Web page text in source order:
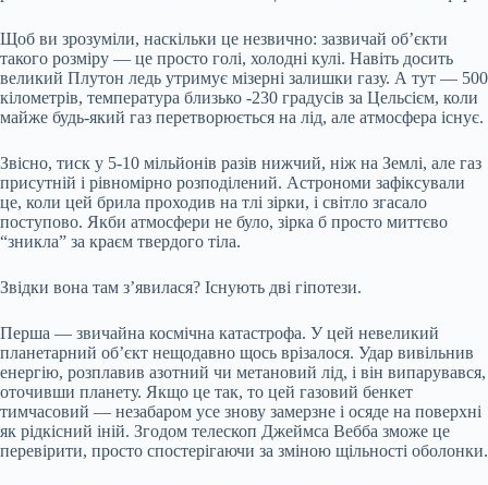
Щоб ви зрозуміли, наскільки це незвично: зазвичай об’єкти
такого розміру — це просто голі, холодні кулі. Навіть досить
великий Плутон ледь утримує мізерні залишки газу. А тут — 500
кілометрів, температура близько -230 градусів за Цельсієм, коли
майже будь-який газ перетворюється на лід, але атмосфера існує.
Звісно, тиск у 5-10 мільйонів разів нижчий, ніж на Землі, але газ
присутній і рівномірно розподілений. Астрономи зафіксували
це, коли цей брила проходив на тлі зірки, і світло згасало
поступово. Якби атмосфери не було, зірка б просто миттєво
“зникла” за краєм твердого тіла.
Звідки вона там з’явилася? Існують дві гіпотези.
Перша — звичайна космічна катастрофа. У цей невеликий
планетарний об’єкт нещодавно щось врізалося. Удар вивільнив
енергію, розплавив азотний чи метановий лід, і він випарувався,
оточивши планету. Якщо це так, то цей газовий бенкет
тимчасовий — незабаром усе знову замерзне і осяде на поверхні
як рідкісний іній. Згодом телескоп Джеймса Вебба зможе це
перевірити, просто спостерігаючи за зміною щільності оболонки.